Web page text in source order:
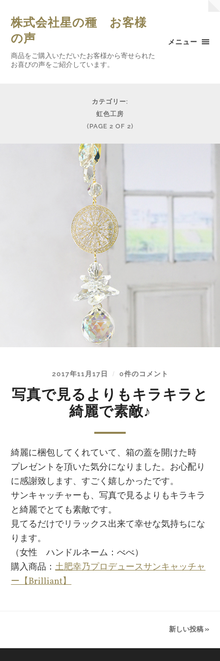
メニュー
株式会社星の種 お客様
の声
商品をご購入いただいたお客様から寄せられた
お喜びの声をご紹介しています。
カテゴリー:
虹色工房
(PAGE 2 OF 2)
2017年11月17日 / 0件のコメント
写真で見るよりもキラキラと
綺麗で素敵♪
綺麗に梱包してくれていて、箱の蓋を開けた時
プレゼントを頂いた気分になりました。お心配り
に感謝致します、すごく嬉しかったです。
サンキャッチャーも、写真で見るよりもキラキラ
と綺麗でとても素敵です。
見てるだけでリラックス出来て幸せな気持ちにな
ります。
（女性 ハンドルネーム：べべ）
購入商品：土肥幸乃プロデュースサンキャッチャ
ー【Brilliant】
新しい投稿 »